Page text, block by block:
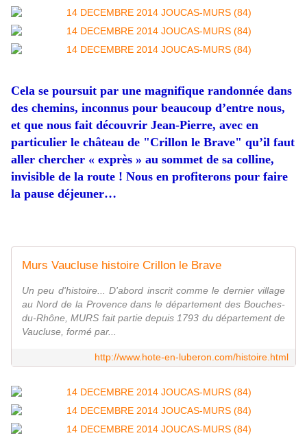
Cela se poursuit par une magnifique randonnée dans
des chemins, inconnus pour beaucoup d’entre nous,
et que nous fait découvrir Jean-Pierre, avec en
particulier le château de "Crillon le Brave" qu’il faut
aller chercher « exprès » au sommet de sa colline,
invisible de la route ! Nous en profiterons pour faire
la pause déjeuner…
Murs Vaucluse histoire Crillon le Brave
Un peu d'histoire... D'abord inscrit comme le dernier village
au Nord de la Provence dans le département des Bouches-
du-Rhône, MURS fait partie depuis 1793 du département de
Vaucluse, formé par...
http://www.hote-en-luberon.com/histoire.html